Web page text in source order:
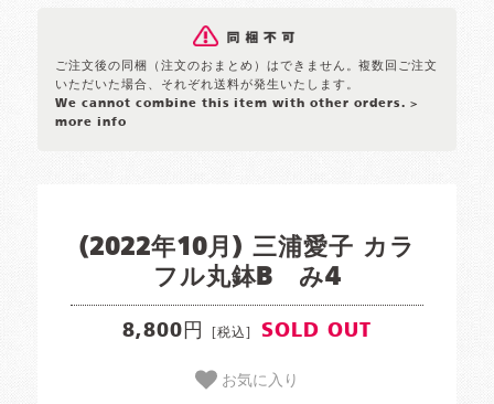
ご注文後の同梱（注文のおまとめ）はできません。複数回ご注文
いただいた場合、それぞれ送料が発生いたします。
We cannot combine this item with other orders. >
more info
(2022年10月) 三浦愛子 カラ
フル丸鉢B み4
8,800円 [税込] SOLD OUT
お気に入り